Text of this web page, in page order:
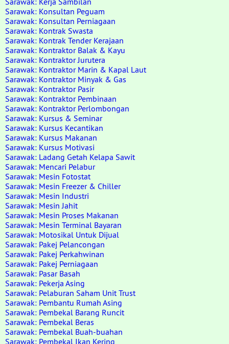
Sarawak: Konsultan Peguam
Sarawak: Konsultan Perniagaan
Sarawak: Kontrak Swasta
Sarawak: Kontrak Tender Kerajaan
Sarawak: Kontraktor Balak & Kayu
Sarawak: Kontraktor Jurutera
Sarawak: Kontraktor Marin & Kapal Laut
Sarawak: Kontraktor Minyak & Gas
Sarawak: Kontraktor Pasir
Sarawak: Kontraktor Pembinaan
Sarawak: Kontraktor Perlombongan
Sarawak: Kursus & Seminar
Sarawak: Kursus Kecantikan
Sarawak: Kursus Makanan
Sarawak: Kursus Motivasi
Sarawak: Ladang Getah Kelapa Sawit
Sarawak: Mencari Pelabur
Sarawak: Mesin Fotostat
Sarawak: Mesin Freezer & Chiller
Sarawak: Mesin Industri
Sarawak: Mesin Jahit
Sarawak: Mesin Proses Makanan
Sarawak: Mesin Terminal Bayaran
Sarawak: Motosikal Untuk Dijual
Sarawak: Pakej Pelancongan
Sarawak: Pakej Perkahwinan
Sarawak: Pakej Perniagaan
Sarawak: Pasar Basah
Sarawak: Pekerja Asing
Sarawak: Pelaburan Saham Unit Trust
Sarawak: Pembantu Rumah Asing
Sarawak: Pembekal Barang Runcit
Sarawak: Pembekal Beras
Sarawak: Pembekal Buah-buahan
Sarawak: Pembekal Ikan Kering